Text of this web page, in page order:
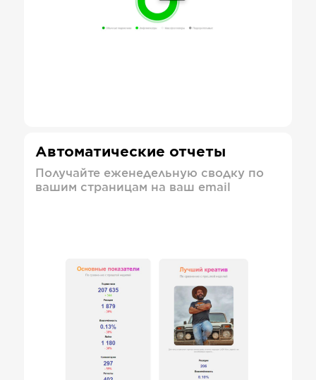
Автоматические отчеты
Получайте еженедельную сводку по
вашим страницам на ваш email